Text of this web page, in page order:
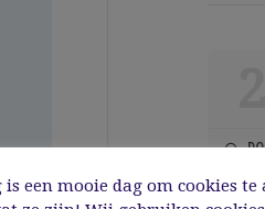
is een mooie dag om cookies te